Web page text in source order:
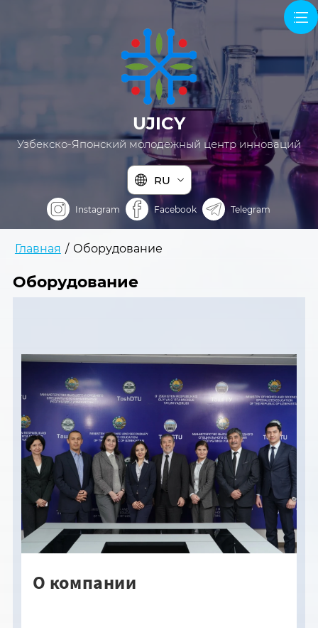
UJICY
Узбекско-Японский молодежный центр инноваций
RU
Instagram Facebook Telegram
Главная / Оборудование
Оборудование
О компании